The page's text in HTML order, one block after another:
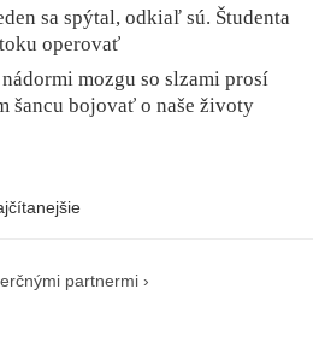
sa spýtal, odkiaľ sú. Študenta
operovať
mozgu so slzami prosí
šancu bojovať o naše životy
partnermi ›